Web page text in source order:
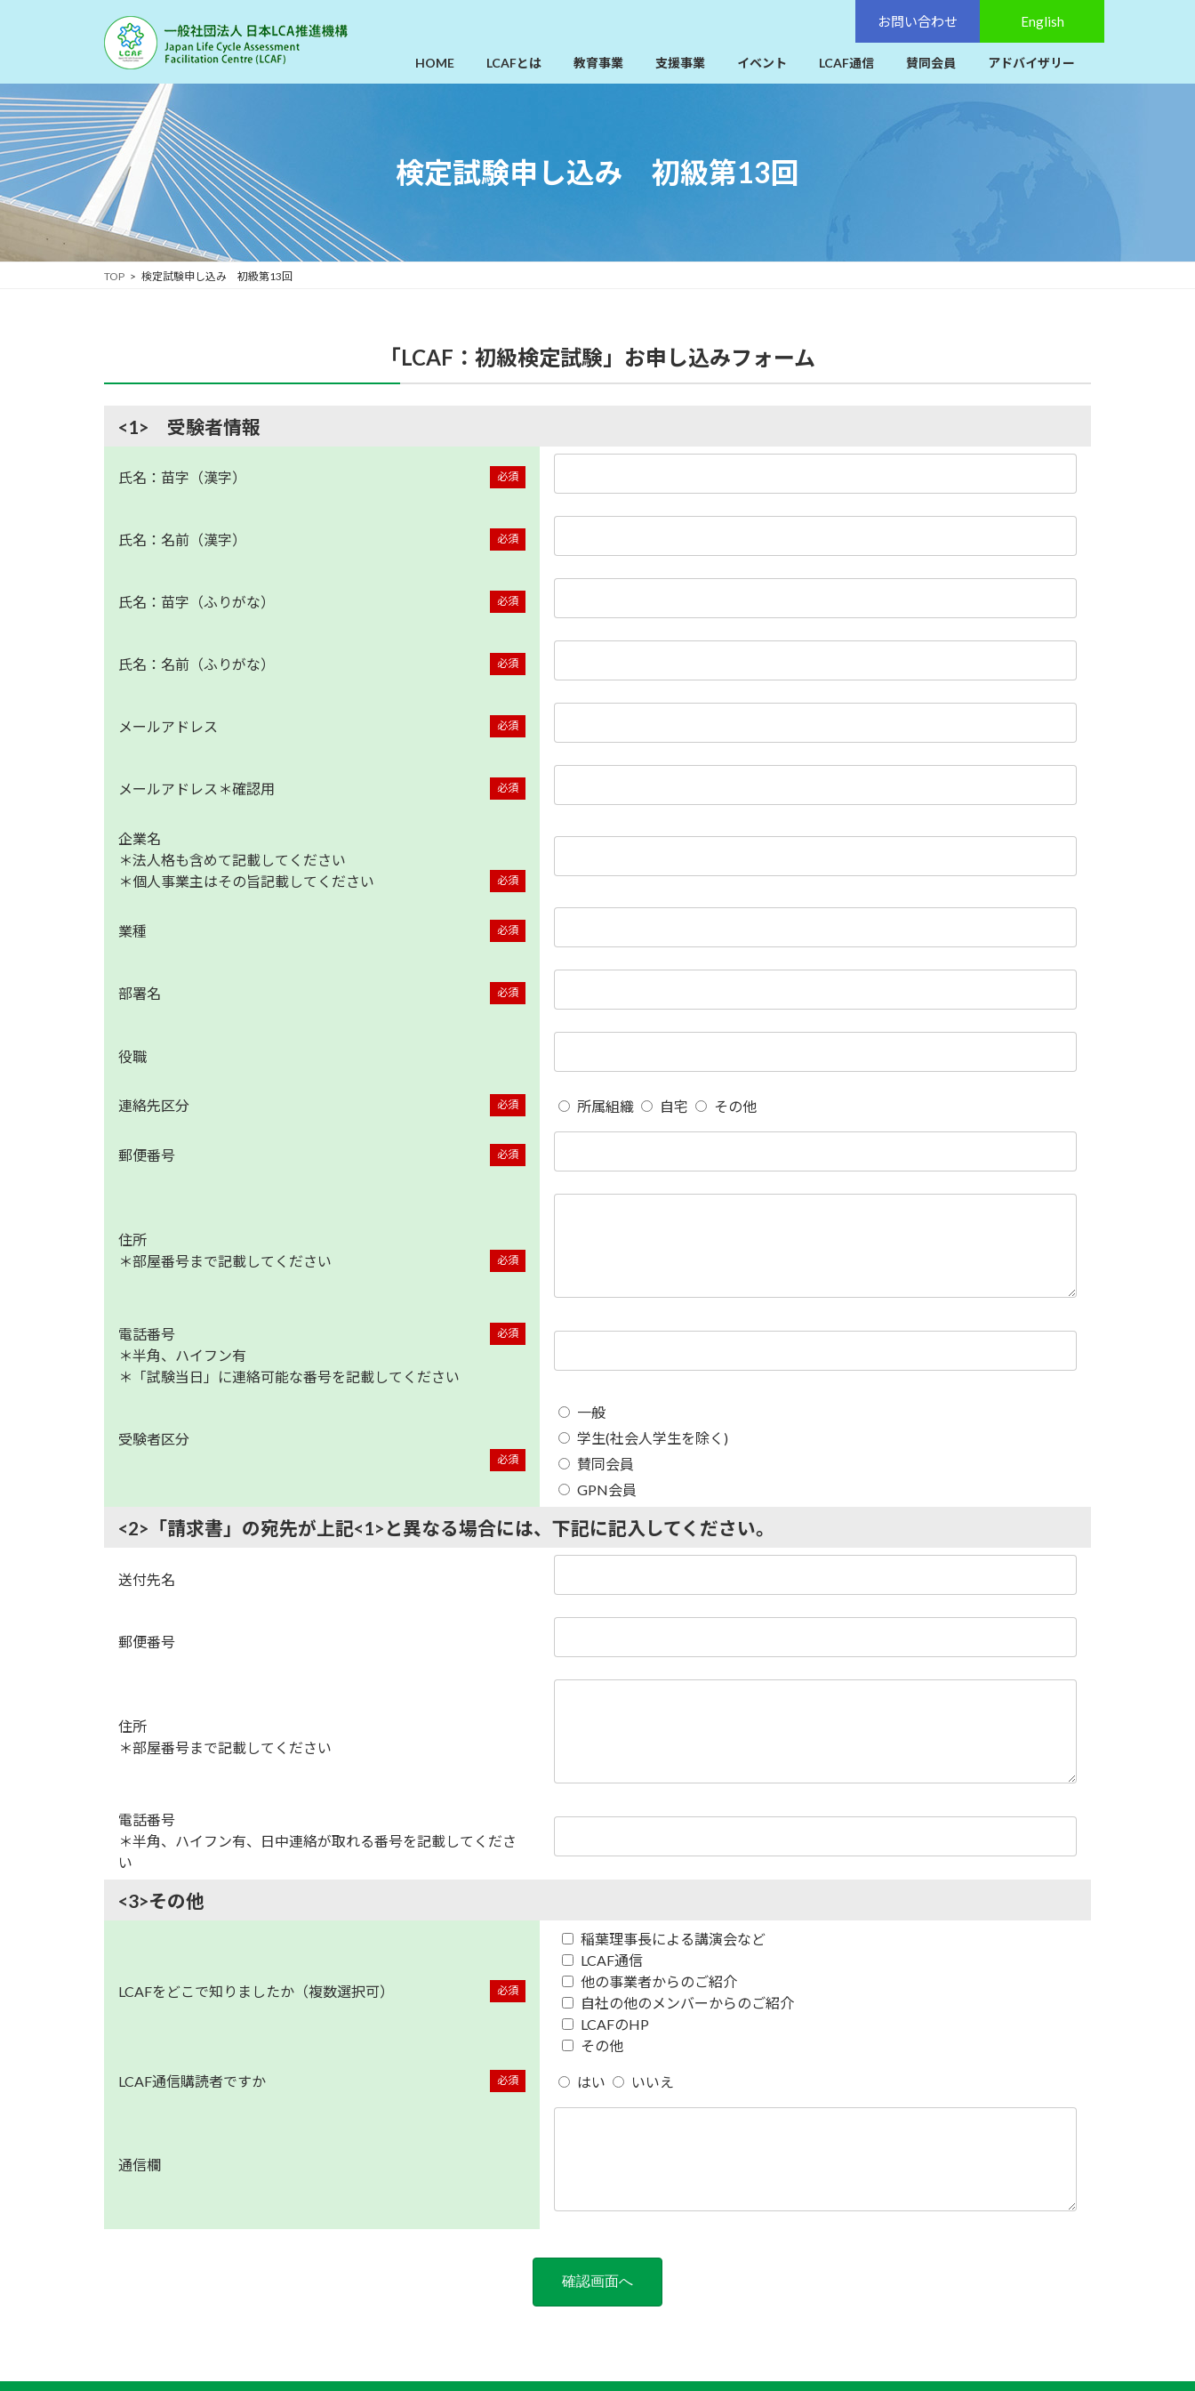
ツ
へ
ス
キ
ッ
プ
シ
ョ
ン
に
移
動
お問い合わせ English
HOME LCAFとは 教育事業 支援事業 イベント LCAF通信 賛同会員 アドバイザリー
検定試験申し込み 初級第13回
TOP 検定試験申し込み 初級第13回
「LCAF：初級検定試験」お申し込みフォーム
<1> 受験者情報
氏名：苗字（漢字） 必須
氏名：名前（漢字） 必須
氏名：苗字（ふりがな） 必須
氏名：名前（ふりがな） 必須
メールアドレス 必須
メールアドレス＊確認用 必須
企業名
＊法人格も含めて記載してください
＊個人事業主はその旨記載してください
必須
業種 必須
部署名 必須
役職
連絡先区分 必須 所属組織 自宅 その他
郵便番号 必須
住所
＊部屋番号まで記載してください
必須
電話番号 必須
＊半角、ハイフン有
＊「試験当日」に連絡可能な番号を記載してください
受験者区分
必須
一般
学生(社会人学生を除く)
賛同会員
GPN会員
<2>「請求書」の宛先が上記<1>と異なる場合には、下記に記入してください。
送付先名
郵便番号
住所
＊部屋番号まで記載してください
電話番号
＊半角、ハイフン有、日中連絡が取れる番号を記載してくださ
い
<3>その他
LCAFをどこで知りましたか（複数選択可） 必須
稲葉理事長による講演会など
LCAF通信
他の事業者からのご紹介
自社の他のメンバーからのご紹介
LCAFのHP
その他
LCAF通信購読者ですか 必須 はい いいえ
通信欄